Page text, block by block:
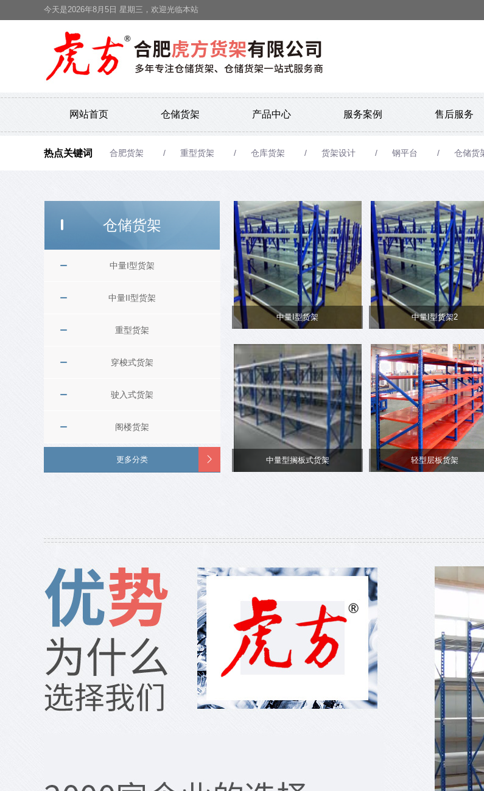
今天是2026年8月5日 星期三，欢迎光临本站
网站首页 仓储货架 产品中心 服务案例 售后服务
热点关键词 合肥货架 重型货架 仓库货架 货架设计 钢平台 仓储货
仓储货架
中量I型货架
中量II型货架
重型货架
穿梭式货架
驶入式货架
阁楼货架
更多分类
中量I型货架 中量I型货架2
中量型搁板式货架 轻型层板货架